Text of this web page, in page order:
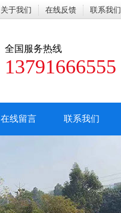
关于我们 在线反馈 联系我们
全国服务热线
13791666555
在线留言 联系我们